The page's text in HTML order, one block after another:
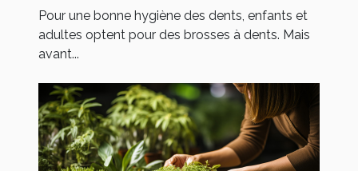
Pour une bonne hygiène des dents, enfants et
adultes optent pour des brosses à dents. Mais
avant...